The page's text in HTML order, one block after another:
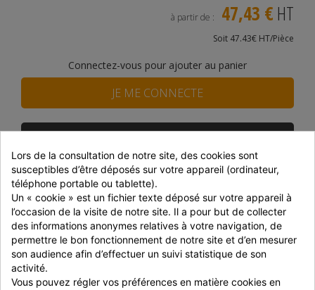
à partir de : 47,43 € HT
Soit 47.43€ HT/Pièce
Connectez-vous pour ajouter au panier
JE ME CONNECTE
Disponibilité du produit
DISTRAM CORBAS
Epuisé
SNACKIN MARKET
En stock
Prix dégressifs selon le montant de la commande
Montant
P. unitaire
Lors de la consultation de notre site, des cookies sont
susceptibles d’être déposés sur votre appareil (ordinateur,
téléphone portable ou tablette).
Un « cookie » est un fichier texte déposé sur votre appareil à
l’occasion de la visite de notre site. Il a pour but de collecter
des informations anonymes relatives à votre navigation, de
permettre le bon fonctionnement de notre site et d’en mesurer
son audience afin d’effectuer un suivi statistique de son
activité.
Vous pouvez régler vos préférences en matière cookies en